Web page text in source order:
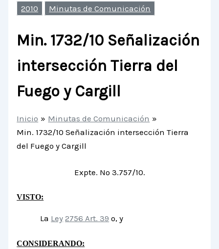
2010 Minutas de Comunicación
Min. 1732/10 Señalización
intersección Tierra del
Fuego y Cargill
Inicio
Minutas de Comunicación
Min. 1732/10 Señalización intersección Tierra
del Fuego y Cargill
Expte. Nº 3.757/10.
VISTO:
La Ley 2756 Art. 39 º, y
CONSIDERANDO: